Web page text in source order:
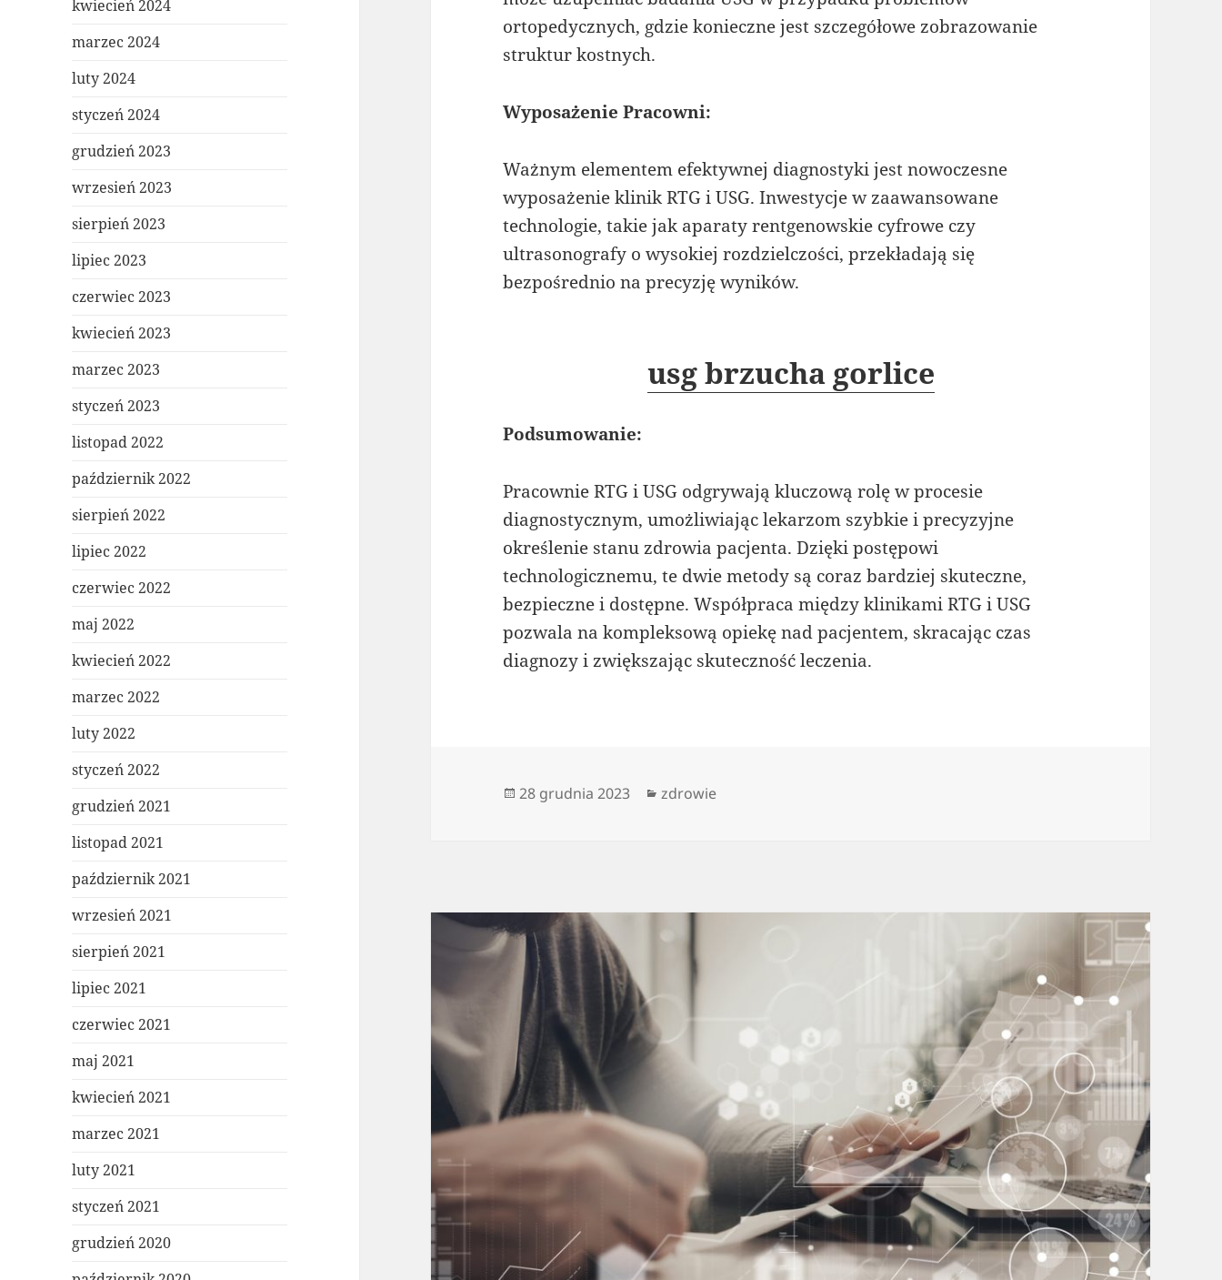
kwiecień 2024
marzec 2024
luty 2024
styczeń 2024
grudzień 2023
wrzesień 2023
sierpień 2023
lipiec 2023
czerwiec 2023
kwiecień 2023
marzec 2023
styczeń 2023
listopad 2022
październik 2022
sierpień 2022
lipiec 2022
czerwiec 2022
maj 2022
kwiecień 2022
marzec 2022
luty 2022
styczeń 2022
grudzień 2021
listopad 2021
październik 2021
wrzesień 2021
sierpień 2021
lipiec 2021
czerwiec 2021
maj 2021
kwiecień 2021
marzec 2021
luty 2021
styczeń 2021
grudzień 2020
ortopedycznych, gdzie konieczne jest szczegółowe zobrazowanie
struktur kostnych.
Wyposażenie Pracowni:
Ważnym elementem efektywnej diagnostyki jest nowoczesne
wyposażenie klinik RTG i USG. Inwestycje w zaawansowane
technologie, takie jak aparaty rentgenowskie cyfrowe czy
ultrasonografy o wysokiej rozdzielczości, przekładają się
bezpośrednio na precyzję wyników.
usg brzucha gorlice
Podsumowanie:
Pracownie RTG i USG odgrywają kluczową rolę w procesie
diagnostycznym, umożliwiając lekarzom szybkie i precyzyjne
określenie stanu zdrowia pacjenta. Dzięki postępowi
technologicznemu, te dwie metody są coraz bardziej skuteczne,
bezpieczne i dostępne. Współpraca między klinikami RTG i USG
pozwala na kompleksową opiekę nad pacjentem, skracając czas
diagnozy i zwiększając skuteczność leczenia.
Data
28 grudnia 2023 Kategorie
zdrowie